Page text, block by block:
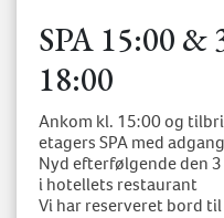
SPA 15:00 &
18:00
Ankom kl. 15:00 og
etagers SPA med
Nyd efterfølgende den
i hotellets restaurant
Vi har reserveret bord